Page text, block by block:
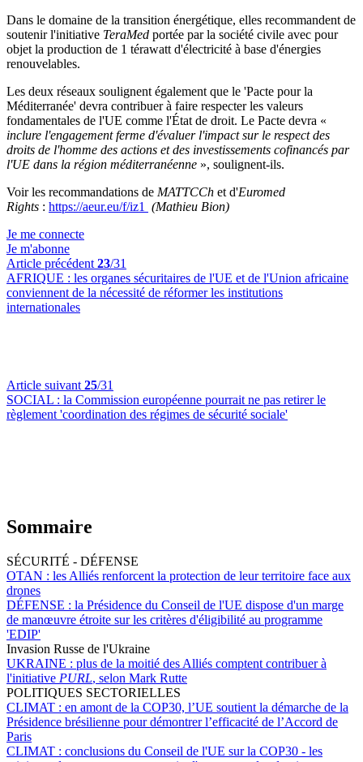
Dans le domaine de la transition énergétique, elles recommandent de
soutenir l'initiative TeraMed portée par la société civile avec pour
objet la production de 1 térawatt d'électricité à base d'énergies
renouvelables.
Les deux réseaux soulignent également que le 'Pacte pour la
Méditerranée' devra contribuer à faire respecter les valeurs
fondamentales de l'UE comme l'État de droit. Le Pacte devra «
inclure l'engagement ferme d'évaluer l'impact sur le respect des
droits de l'homme des actions et des investissements cofinancés par
l'UE dans la région méditerranéenne », soulignent-ils.
Voir les recommandations de MATTCCh et d'Euromed
Rights : https://aeur.eu/f/iz1
(Mathieu Bion)
Je me connecte
Je m'abonne
Article précédent 23/31
AFRIQUE : les organes sécuritaires de l'UE et de l'Union africaine
conviennent de la nécessité de réformer les institutions
internationales
Article suivant 25/31
SOCIAL : la Commission européenne pourrait ne pas retirer le
règlement 'coordination des régimes de sécurité sociale'
Sommaire
SÉCURITÉ - DÉFENSE
OTAN : les Alliés renforcent la protection de leur territoire face aux
drones
DÉFENSE : la Présidence du Conseil de l'UE dispose d'un marge
de manœuvre étroite sur les critères d'éligibilité au programme
'EDIP'
Invasion Russe de l'Ukraine
UKRAINE : plus de la moitié des Alliés comptent contribuer à
l'initiative PURL, selon Mark Rutte
POLITIQUES SECTORIELLES
CLIMAT : en amont de la COP30, l’UE soutient la démarche de la
Présidence brésilienne pour démontrer l’efficacité de l’Accord de
Paris
CLIMAT : conclusions du Conseil de l'UE sur la COP30 - les